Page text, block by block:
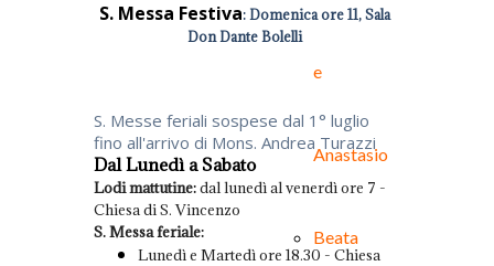
e
Anastasio
Beata
S. Messa Festiva: Domenica ore 11, Sala
Don Dante Bolelli
S. Messe feriali sospese dal 1° luglio
fino all'arrivo di Mons. Andrea Turazzi
Dal Lunedì a Sabato
Lodi mattutine:dal lunedì al venerdì ore 7 -
Chiesa di S. Vincenzo
S. Messa feriale:
Lunedì e Martedì ore 18.30 - Chiesa